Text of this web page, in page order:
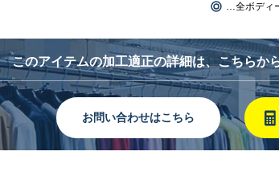
…全ボディ
このアイテムの加工適正の詳細は、こちらか
お問い合わせはこちら